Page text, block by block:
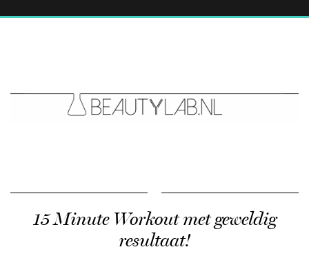
15 Minute Workout met geweldig
resultaat!